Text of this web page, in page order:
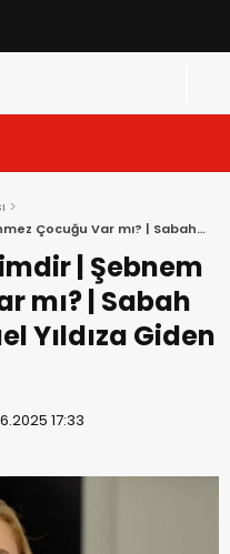
Çocuğu Var mı? | Sabah
| Şebnem
mı? | Sabah
Yıldıza Giden
17:33